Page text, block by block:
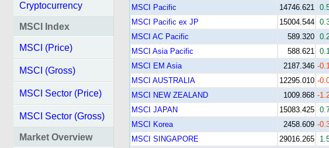
Cryptocurrency
MSCI Index
MSCI (Price)
MSCI (Gross)
MSCI Sector (Price)
MSCI Sector (Gross)
Market Overview
MSCI Pacific
14746.621
MSCI Pacific ex JP
15004.544
MSCI AC Pacific
589.320
MSCI Asia Pacific
588.621
MSCI EM Asia
2187.346 -
MSCI AUSTRALIA
12295.010 -
MSCI NEW ZEALAND
1009.868 -
MSCI JAPAN
15083.425
MSCI Korea
2458.609 -
MSCI SINGAPORE
29016.265